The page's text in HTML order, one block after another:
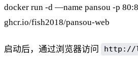
docker run -d —name pansou -p
ghcr.io/fish2018/pansou-web
启动后，通过浏览器访问 http://